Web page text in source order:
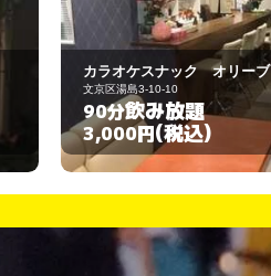
カラオケスナック オリーブ
文京区湯島3-10-10
90分飲み放題
3,000円(税込)